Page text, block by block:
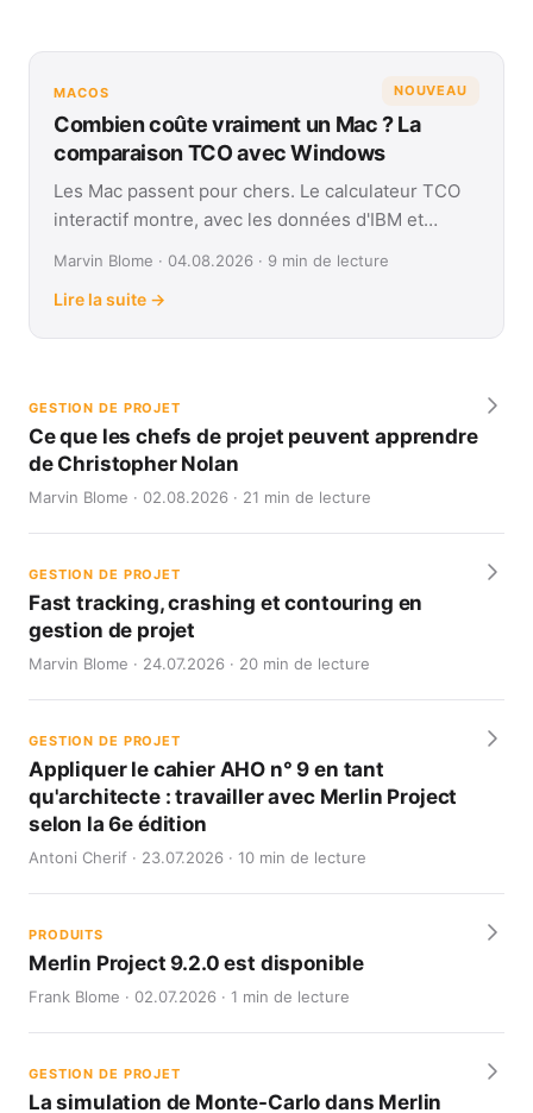
NOUVEAU
MACOS
Combien coûte vraiment un Mac ? La
comparaison TCO avec Windows
Les Mac passent pour chers. Le calculateur TCO
interactif montre, avec les données d'IBM et
Marvin Blome · 04.08.2026 · 9 min de lecture
Lire la suite →
GESTION DE PROJET
Ce que les chefs de projet peuvent apprendre
de Christopher Nolan
Marvin Blome · 02.08.2026 · 21 min de lecture
GESTION DE PROJET
Fast tracking, crashing et contouring en
gestion de projet
Marvin Blome · 24.07.2026 · 20 min de lecture
GESTION DE PROJET
Appliquer le cahier AHO n° 9 en tant
qu'architecte : travailler avec Merlin Project
selon la 6e édition
Antoni Cherif · 23.07.2026 · 10 min de lecture
PRODUITS
Merlin Project 9.2.0 est disponible
Frank Blome · 02.07.2026 · 1 min de lecture
GESTION DE PROJET
La simulation de Monte-Carlo dans Merlin